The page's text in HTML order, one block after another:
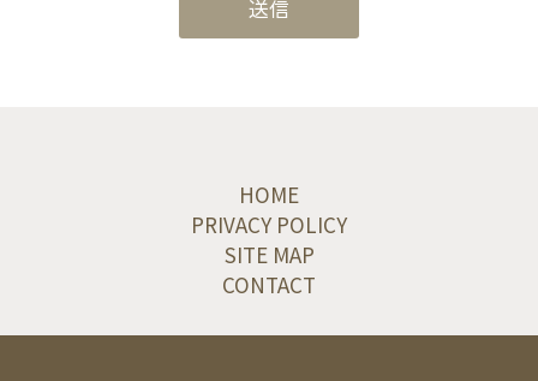
HOME
PRIVACY POLICY
SITE MAP
CONTACT